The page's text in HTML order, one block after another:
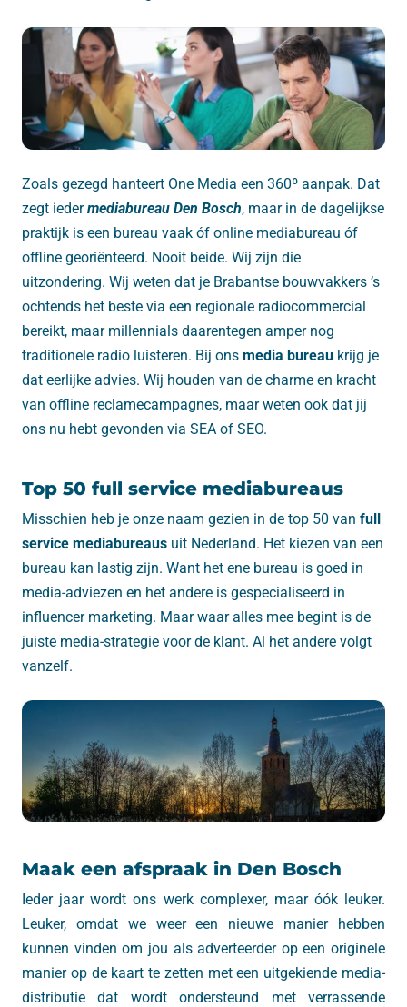
Zoals gezegd hanteert One Media een 360º aanpak. Dat
zegt iedermediabureau Den Bosch, maar in de dagelijkse
praktijk is een bureau vaak óf online mediabureau óf
offline georiënteerd. Nooit beide. Wij zijn die
uitzondering. Wij weten dat je Brabantse bouwvakkers ’s
ochtends het beste via een regionale radiocommercial
bereikt, maar millennials daarentegen amper nog
traditionele radio luisteren. Bij ons media bureau krijg je
dat eerlijke advies. Wij houden van de charme en kracht
van offline reclamecampagnes, maar weten ook dat jij
ons nu hebt gevonden via SEA of SEO.
Top 50 full service mediabureaus
Misschien heb je onze naam gezien in de top 50 van full
service mediabureaus uit Nederland. Het kiezen van een
bureau kan lastig zijn. Want het ene bureau is goed in
media-adviezen en het andere is gespecialiseerd in
influencer marketing. Maar waar alles mee begint is de
juiste media-strategie voor de klant. Al het andere volgt
vanzelf.
Maak een afspraak in Den Bosch
Ieder jaar wordt ons werk complexer, maar óók leuker.
Leuker, omdat we weer een nieuwe manier hebben
kunnen vinden om jou als adverteerder op een originele
manier op de kaart te zetten met een uitgekiende media-
distributie dat wordt ondersteund met verrassende